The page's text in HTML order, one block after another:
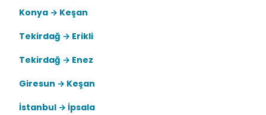
Konya → Keşan
Tekirdağ → Erikli
Tekirdağ → Enez
Giresun → Keşan
İstanbul → İpsala